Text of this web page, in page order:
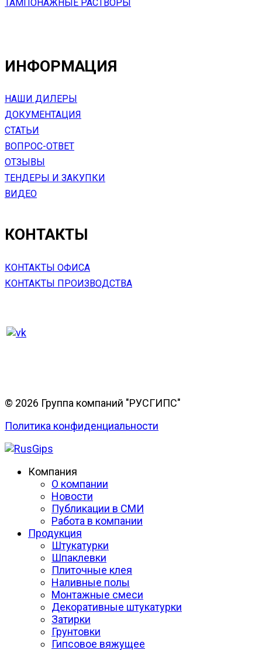
ТАМПОНАЖНЫЕ РАСТВОРЫ
ИНФОРМАЦИЯ
НАШИ ДИЛЕРЫ
ДОКУМЕНТАЦИЯ
СТАТЬИ
ВОПРОС-ОТВЕТ
ОТЗЫВЫ
ТЕНДЕРЫ И ЗАКУПКИ
ВИДЕО
КОНТАКТЫ
КОНТАКТЫ ОФИСА
КОНТАКТЫ ПРОИЗВОДСТВА
© 2026 Группа компаний "РУСГИПС"
Политика конфиденциальности
Компания
О компании
Новости
Публикации в СМИ
Работа в компании
Продукция
Штукатурки
Шпаклевки
Плиточные клея
Наливные полы
Монтажные смеси
Декоративные штукатурки
Затирки
Грунтовки
Гипсовое вяжущее